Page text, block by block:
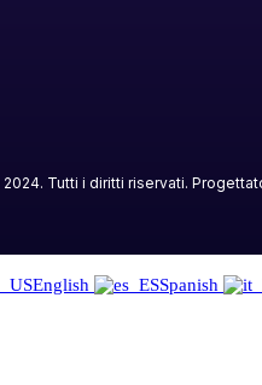
2024. Tutti i diritti riservati.
English Spanish